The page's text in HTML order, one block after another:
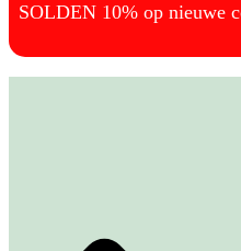
SOLDEN 10% op nieuwe